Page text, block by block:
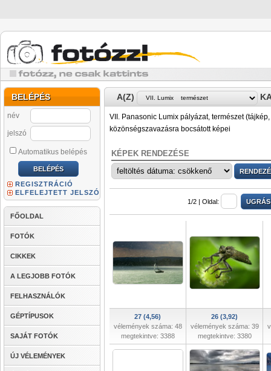
BELÉPÉS
név
jelszó
Automatikus belépés
REGISZTRÁCIÓ
ELFELEJTETT JELSZÓ
FŐOLDAL
FOTÓK
CIKKEK
A LEGJOBB FOTÓK
FELHASZNÁLÓK
GÉPTÍPUSOK
SAJÁT FOTÓK
ÚJ VÉLEMÉNYEK
A(Z)
VII. Panasonic Lumix pályázat, természet
közönségszavazásra bocsátott képei
KÉPEK RENDEZÉSE
1/2 | Oldal:
27 (4,56)
vélemények száma: 48
megtekintve: 3388
26 (3,92)
vélemények száma: 39
megtekintve: 3380